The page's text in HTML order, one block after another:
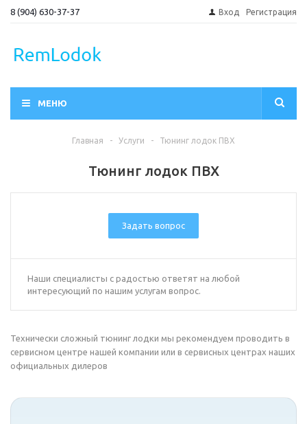
8 (904) 630-37-37 Вход Регистрация
МЕНЮ
Главная - Услуги - Тюнинг лодок ПВХ
Тюнинг лодок ПВХ
Задать вопрос
Наши специалисты с радостью ответят на любой
интересующий по нашим услугам вопрос.
Технически сложный тюнинг лодки мы рекомендуем проводить в
сервисном центре нашей компании или в сервисных центрах наших
официальных дилеров